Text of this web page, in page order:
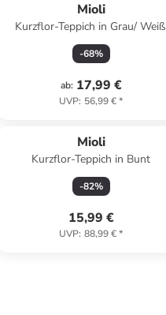
Mioli
Kurzflor-Teppich in Grau/ Weiß
-68%
ab: 17,99 €
UVP: 56,99 €*
Mioli
Kurzflor-Teppich in Bunt
-82%
15,99 €
UVP: 88,99 €*